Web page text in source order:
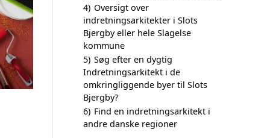
4) Oversigt over
indretningsarkitekter i Slots
Bjergby eller hele Slagelse
kommune
5) Søg efter en dygtig
Indretningsarkitekt i de
omkringliggende byer til Slots
Bjergby?
6) Find en indretningsarkitekt i
andre danske regioner